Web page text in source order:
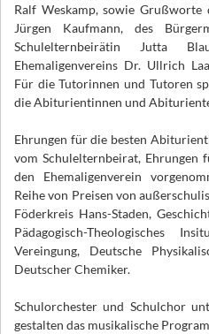
Ralf Weskamp, sowie Grußworte
Jürgen Kaufmann, des
Schulelternbeirätin Jutta
Ehemaligenvereins Dr. Ullrich
Für die Tutorinnen und Tutoren
die Abiturientinnen und
Ehrungen für die besten
vom Schulelternbeirat, Ehrungen
den Ehemaligenverein
Reihe von Preisen von
Föderkreis Hans-Staden,
Pädagogisch-Theologisches
Vereingung, Deutsche
Deutscher Chemiker.
Schulorchester und Schulchor
gestalten das musikalische